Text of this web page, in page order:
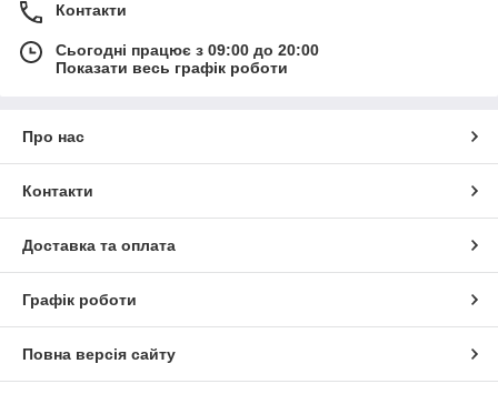
Контакти
Сьогодні працює з 09:00 до 20:00
Показати весь графік роботи
Про нас
Контакти
Доставка та оплата
Графік роботи
Повна версія сайту